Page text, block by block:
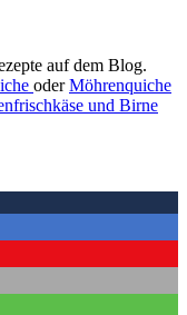
auf dem Blog.
oderMöhrenquiche
und Birne